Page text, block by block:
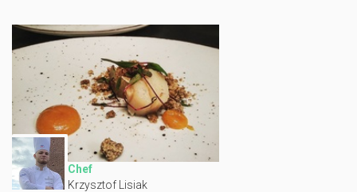
Chef
Krzysztof Lisiak